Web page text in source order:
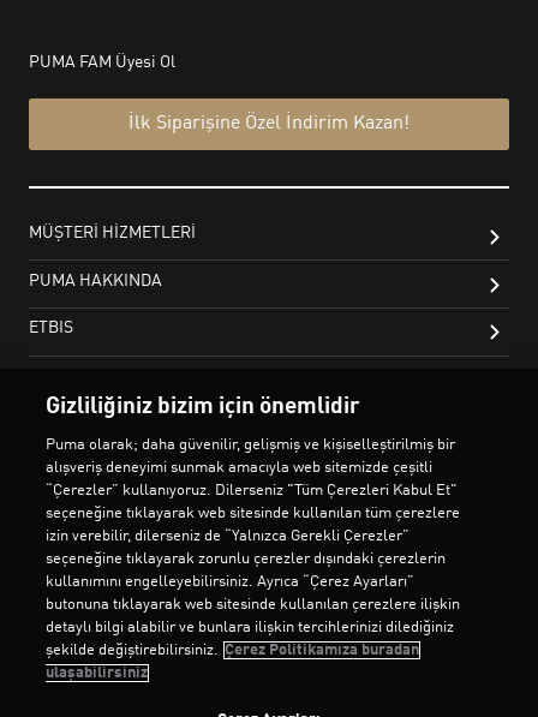
Gizliliğiniz bizim için önemlidir
Puma olarak; daha güvenilir, gelişmiş ve kişiselleştirilmiş bir
alışveriş deneyimi sunmak amacıyla web sitemizde çeşitli
“Çerezler” kullanıyoruz. Dilerseniz "Tüm Çerezleri Kabul Et"
seçeneğine tıklayarak web sitesinde kullanılan tüm çerezlere
izin verebilir, dilerseniz de “Yalnızca Gerekli Çerezler”
seçeneğine tıklayarak zorunlu çerezler dışındaki çerezlerin
kullanımını engelleyebilirsiniz. Ayrıca “Çerez Ayarları”
butonuna tıklayarak web sitesinde kullanılan çerezlere ilişkin
detaylı bilgi alabilir ve bunlara ilişkin tercihlerinizi dilediğiniz
şekilde değiştirebilirsiniz. Çerez Politikamıza buradan
ulaşabilirsiniz